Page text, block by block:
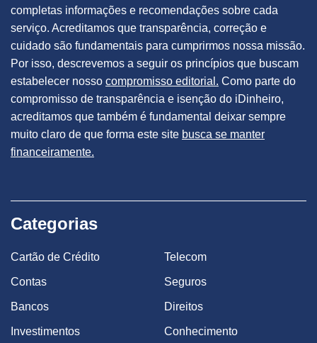
completas informações e recomendações sobre cada
serviço. Acreditamos que transparência, correção e
cuidado são fundamentais para cumprirmos nossa missão.
Por isso, descrevemos a seguir os princípios que buscam
estabelecer nosso compromisso editorial. Como parte do
compromisso de transparência e isenção do iDinheiro,
acreditamos que também é fundamental deixar sempre
muito claro de que forma este site busca se manter
financeiramente.
Categorias
Cartão de Crédito
Contas
Bancos
Investimentos
Telecom
Seguros
Direitos
Conhecimento